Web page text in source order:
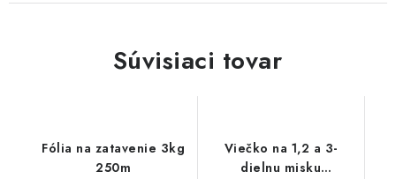
Súvisiaci tovar
Fólia na zatavenie 3kg
250m
Viečko na 1,2 a 3-
dielnu misku